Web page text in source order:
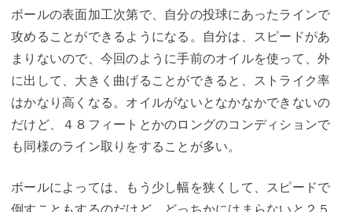
ボールの表面加工次第で、自分の投球にあったラインで
攻めることができるようになる。自分は、スピードがあ
まりないので、今回のように手前のオイルを使って、外
に出して、大きく曲げることができると、ストライク率
はかなり高くなる。オイルがないとなかなかできないの
だけど、４８フィートとかのロングのコンディションで
も同様のライン取りをすることが多い。
ボールによっては、もう少し幅を狭くして、スピードで